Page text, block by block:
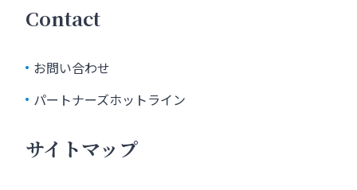
Contact
お問い合わせ
パートナーズホットライン
サイトマップ